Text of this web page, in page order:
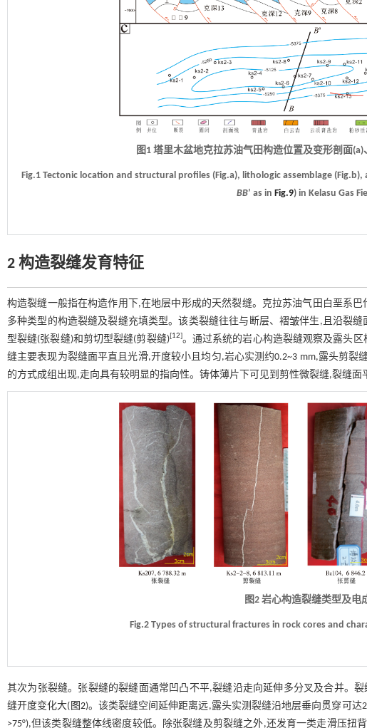
图1 塔里木盆地克拉苏油气田构造位置及变形剖面
Fig.1 Tectonic location and structural profiles (Fig.a), lithologic assemblage
BB’ as inFig.9) in Kelasu Gas
2 构造裂缝发育特征
构造裂缝一般指在构造作用下,在地层中形成的天然裂缝。克拉苏油气田白垩系
多种类型的构造裂缝及裂缝充填类型。该类裂缝往往与断层、褶皱伴生,且沿裂
型裂缝(张裂缝)和剪切型裂缝(剪裂缝)[ 12 。通过系统的岩心构造裂缝观察及露头
缝主要表现为裂缝面平直且光滑,开度较小且均匀,岩心实测约0.2~3 mm,露头剪裂
的方式成组出现,走向具有较明显的指向性。铸体薄片下可见到剪性微裂缝,裂缝面
图2 岩心构造裂缝类型及电
Fig.2 Types of structural fractures in rock cores and
其次为张裂缝。张裂缝的裂缝面通常凹凸不平,裂缝沿走向延伸多分叉及合并。
缝开度变化大( 图2)。该类裂缝空间延伸距离远,露头实测裂缝沿地层垂向贯穿可达
>75°),但该类裂缝整体线密度较低。除张裂缝及剪裂缝之外,还发育一类走滑压